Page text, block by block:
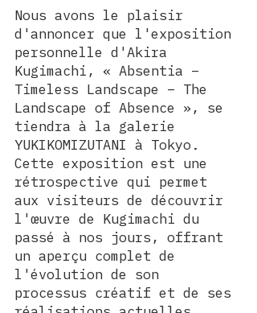
Nous avons le plaisir
d'annoncer que l'exposition
personnelle d'Akira
Kugimachi, « Absentia –
Timeless Landscape – The
Landscape of Absence », se
tiendra à la galerie
YUKIKOMIZUTANI à Tokyo.
Cette exposition est une
rétrospective qui permet
aux visiteurs de découvrir
l'œuvre de Kugimachi du
passé à nos jours, offrant
un aperçu complet de
l'évolution de son
processus créatif et de ses